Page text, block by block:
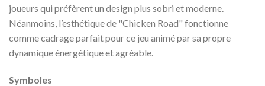
joueurs qui préfèrent un design plus sobri et moderne.
Néanmoins, l’esthétique de "Chicken Road" fonctionne
comme cadrage parfait pour ce jeu animé par sa propre
dynamique énergétique et agréable.
Symboles